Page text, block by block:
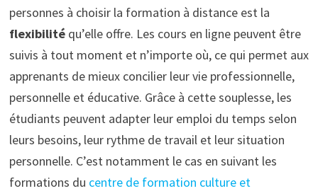
personnes à choisir la formation à distance est la
flexibilitéqu’elle offre. Les cours en ligne peuvent être
suivis à tout moment et n’importe où, ce qui permet aux
apprenants de mieux concilier leur vie professionnelle,
personnelle et éducative. Grâce à cette souplesse, les
étudiants peuvent adapter leur emploi du temps selon
leurs besoins, leur rythme de travail et leur situation
personnelle. C’est notamment le cas en suivant les
formations du centre de formation culture et